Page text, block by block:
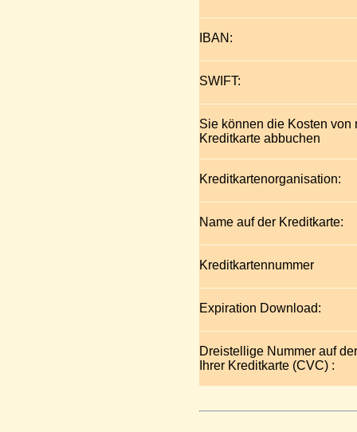
IBAN:
SWIFT:
Sie können die Kosten von
Kreditkarte abbuchen
Kreditkartenorganisation:
Name auf der Kreditkarte:
Kreditkartennummer
Expiration Download:
Dreistellige Nummer auf
Ihrer Kreditkarte (CVC) :